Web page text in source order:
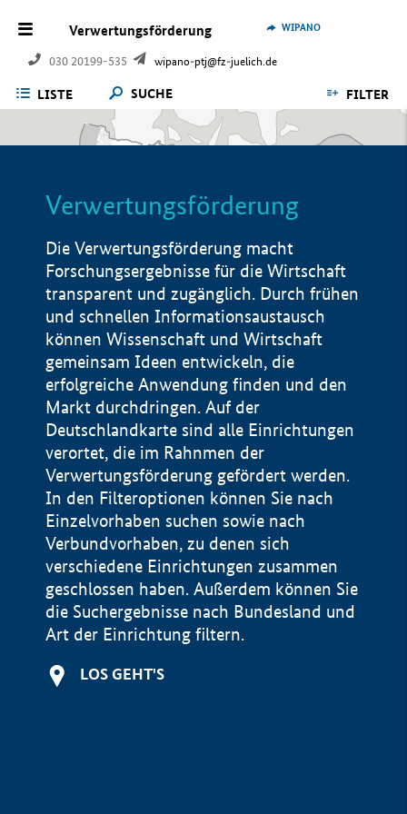
Verwertungsförderung
030 20199-535 wipano-ptj@fz-juelich.de
WIPANO
LISTE SUCHE FILTER
Verwertungsförderung
Die Verwertungsförderung macht
Forschungsergebnisse für die Wirtschaft
transparent und zugänglich. Durch frühen
und schnellen Informationsaustausch
können Wissenschaft und Wirtschaft
gemeinsam Ideen entwickeln, die
erfolgreiche Anwendung finden und den
Markt durchdringen. Auf der
Deutschlandkarte sind alle Einrichtungen
verortet, die im Rahnmen der
Verwertungsförderung gefördert werden.
In den Filteroptionen können Sie nach
Einzelvorhaben suchen sowie nach
Verbundvorhaben, zu denen sich
verschiedene Einrichtungen zusammen
geschlossen haben. Außerdem können Sie
die Suchergebnisse nach Bundesland und
Art der Einrichtung filtern.
LOS GEHT'S